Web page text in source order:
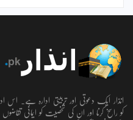
انذار ایک دعوتی اور تربیتی ادارہ ہے۔ اس
کو راسخ کرنا اور ان کی شخصیت کو ایمانی